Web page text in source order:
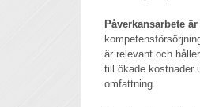
Påverkansarbete är
är relevant och
till ökade kostnader
omfattning.